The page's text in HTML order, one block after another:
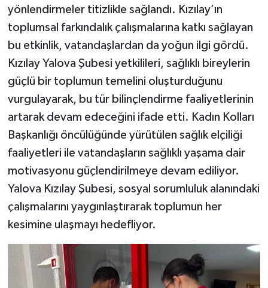
yönlendirmeler titizlikle sağlandı. Kızılay’ın
toplumsal farkındalık çalışmalarına katkı sağlayan
bu etkinlik, vatandaşlardan da yoğun ilgi gördü.
Kızılay Yalova Şubesi yetkilileri, sağlıklı bireylerin
güçlü bir toplumun temelini oluşturduğunu
vurgulayarak, bu tür bilinçlendirme faaliyetlerinin
artarak devam edeceğini ifade etti. Kadın Kolları
Başkanlığı öncülüğünde yürütülen sağlık elçiliği
faaliyetleri ile vatandaşların sağlıklı yaşama dair
motivasyonu güçlendirilmeye devam ediliyor.
Yalova Kızılay Şubesi, sosyal sorumluluk alanındaki
çalışmalarını yaygınlaştırarak toplumun her
kesimine ulaşmayı hedefliyor.